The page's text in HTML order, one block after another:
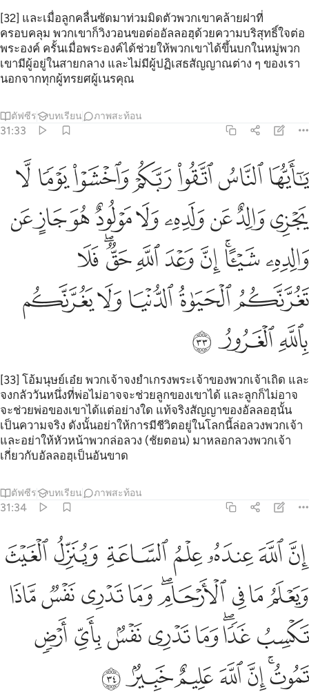
[32] และเมื่อลูกคลื่นซัดมาท่วมมิดตัวพวกเขาคล้ายฝาที่
ครอบคลุม พวกเขาก็วิงวอนขอต่ออัลลอฮฺด้วยความบริสุทธิ์ใจต่อ
พระองค์ ครั้นเมื่อพระองค์ได้ช่วยให้พวกเขาได้ขึ้นบกในหมู่พวก
เขามีผู้อยู่ในสายกลาง และไม่มีผู้ปฏิเสธสัญญาณต่าง ๆ ของเรา
นอกจากทุกผู้ทรยศผู้เนรคุณ
ตัฟซีร บทเรียน ภาพสะท้อน
31:33
يا ايها الناس اتقوا ربكم واخشوا يوما لا يجزي والد عن ولده ولا مولود
يَـٰٓأَيُّهَا ٱلنَّاسُ ٱتَّقُوا۟ رَبَّكُمْ وَٱخْشَوْا۟ يَوْمًۭا لَّا يَجْزِى
ﲚﲛﲜﲝﲞﲟ ﲠ
ﲡﲢﲣﲤﲥﲦﲧﲨﲩ
ﲪﲫﲬﲭﲮﲯﲰﲱﲲ
ﲳﲴﲵﲶﲷ
ﲸﲹﲺ
[33] โอ้มนุษย์เอ๋ย พวกเจ้าจงยำเกรงพระเจ้าของพวกเจ้าเถิด และ
จงกลัววันหนึ่งที่พ่อไม่อาจจะช่วยลูกของเขาได้ และลูกก็ไม่อาจ
จะช่วยพ่อของเขาได้แต่อย่างใด แท้จริงสัญญาของอัลลอฮฺนั้น
เป็นความจริง ดังนั้นอย่าให้การมีชีวิตอยู่ในโลกนี้ล่อลวงพวกเจ้า
และอย่าให้หัวหน้าพวกล่อลวง (ชัยตอน) มาหลอกลวงพวกเจ้า
เกี่ยวกับอัลลอฮฺเป็นอันขาด
ตัฟซีร บทเรียน ภาพสะท้อน
31:34
ان الله عنده علم الساعة وينزل الغيث ويعلم ما في الارحام وما
إِنَّ ٱللَّهَ عِندَهُۥ عِلْمُ ٱلسَّاعَةِ وَيُنَزِّلُ ٱلْغَيْثَ وَيَعْلَمُ مَا فِى
ﲻﲼﲽﲾﲿ ﳀﳁ
ﳂﳃﳄﳅﳆﳇﳈﳉﳊ
ﳋﳌﳍﳎﳏﳐﳑﳒ
ﳓﳔﳕﳖﳗﳘﳙ